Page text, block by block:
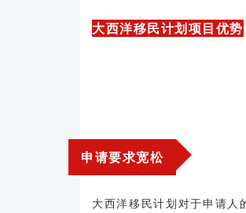
大西洋移民计划项目优势
申请要求宽松
大西洋移民计划对于申请人